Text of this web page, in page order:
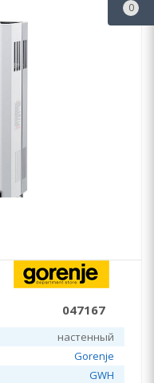
047167
настенный
Gorenje
GWH
0